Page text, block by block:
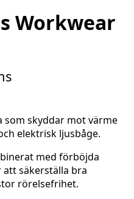
Workwear
som skyddar mot värme
elektrisk ljusbåge.
med förböjda
säkerställa bra
rörelsefrihet.